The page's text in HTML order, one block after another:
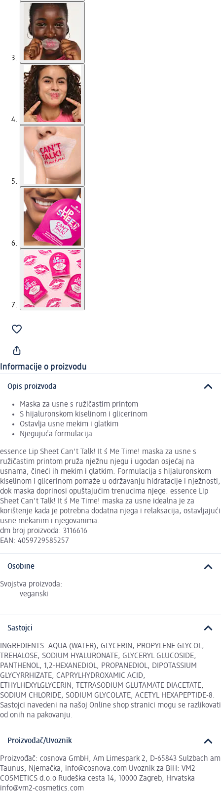
Informacije o proizvodu
Opis proizvoda
Maska za usne s ružičastim printom
S hijaluronskom kiselinom i glicerinom
Ostavlja usne mekim i glatkim
Njegujuća formulacija
essence Lip Sheet Can't Talk! It ́s Me Time! maska za usne s
ružičastim printom pruža nježnu njegu i ugodan osjećaj na
usnama, čineći ih mekim i glatkim. Formulacija s hijaluronskom
kiselinom i glicerinom pomaže u održavanju hidratacije i nježnosti,
dok maska doprinosi opuštajućim trenucima njege. essence Lip
Sheet Can't Talk! It ́s Me Time! maska za usne idealna je za
korištenje kada je potrebna dodatna njega i relaksacija, ostavljajući
usne mekanim i njegovanima.
dm broj proizvoda: 3116616
EAN: 4059729585257
Osobine
Svojstva proizvoda:
veganski
Sastojci
INGREDIENTS: AQUA (WATER), GLYCERIN, PROPYLENE GLYCOL,
TREHALOSE, SODIUM HYALURONATE, GLYCERYL GLUCOSIDE,
PANTHENOL, 1,2-HEXANEDIOL, PROPANEDIOL, DIPOTASSIUM
GLYCYRRHIZATE, CAPRYLHYDROXAMIC ACID,
ETHYLHEXYLGLYCERIN, TETRASODIUM GLUTAMATE DIACETATE,
SODIUM CHLORIDE, SODIUM GLYCOLATE, ACETYL HEXAPEPTIDE-8.
Sastojci navedeni na našoj Online shop stranici mogu se razlikovati
od onih na pakovanju.
Proizvođač/Uvoznik
Proizvođač: cosnova GmbH, Am Limespark 2, D-65843 Sulzbach am
Taunus, Njemačka, info@cosnova.com Uvoznik za BiH: VM2
COSMETICS d.o.o Rudeška cesta 14, 10000 Zagreb, Hrvatska
info@vm2-cosmetics.com